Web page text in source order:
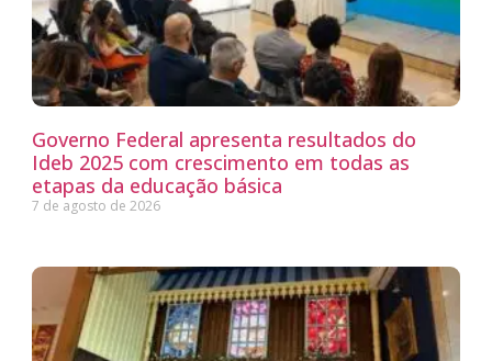
Governo Federal apresenta resultados do
Ideb 2025 com crescimento em todas as
etapas da educação básica
7 de agosto de 2026